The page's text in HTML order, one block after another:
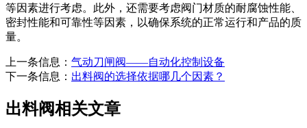
等因素进行考虑。此外，还需要考虑阀门材质的耐腐蚀性能、
密封性能和可靠性等因素，以确保系统的正常运行和产品的质
量。
上一条信息： 气动刀闸阀——自动化控制设备
下一条信息： 出料阀的选择依据哪几个因素？
出料阀相关文章